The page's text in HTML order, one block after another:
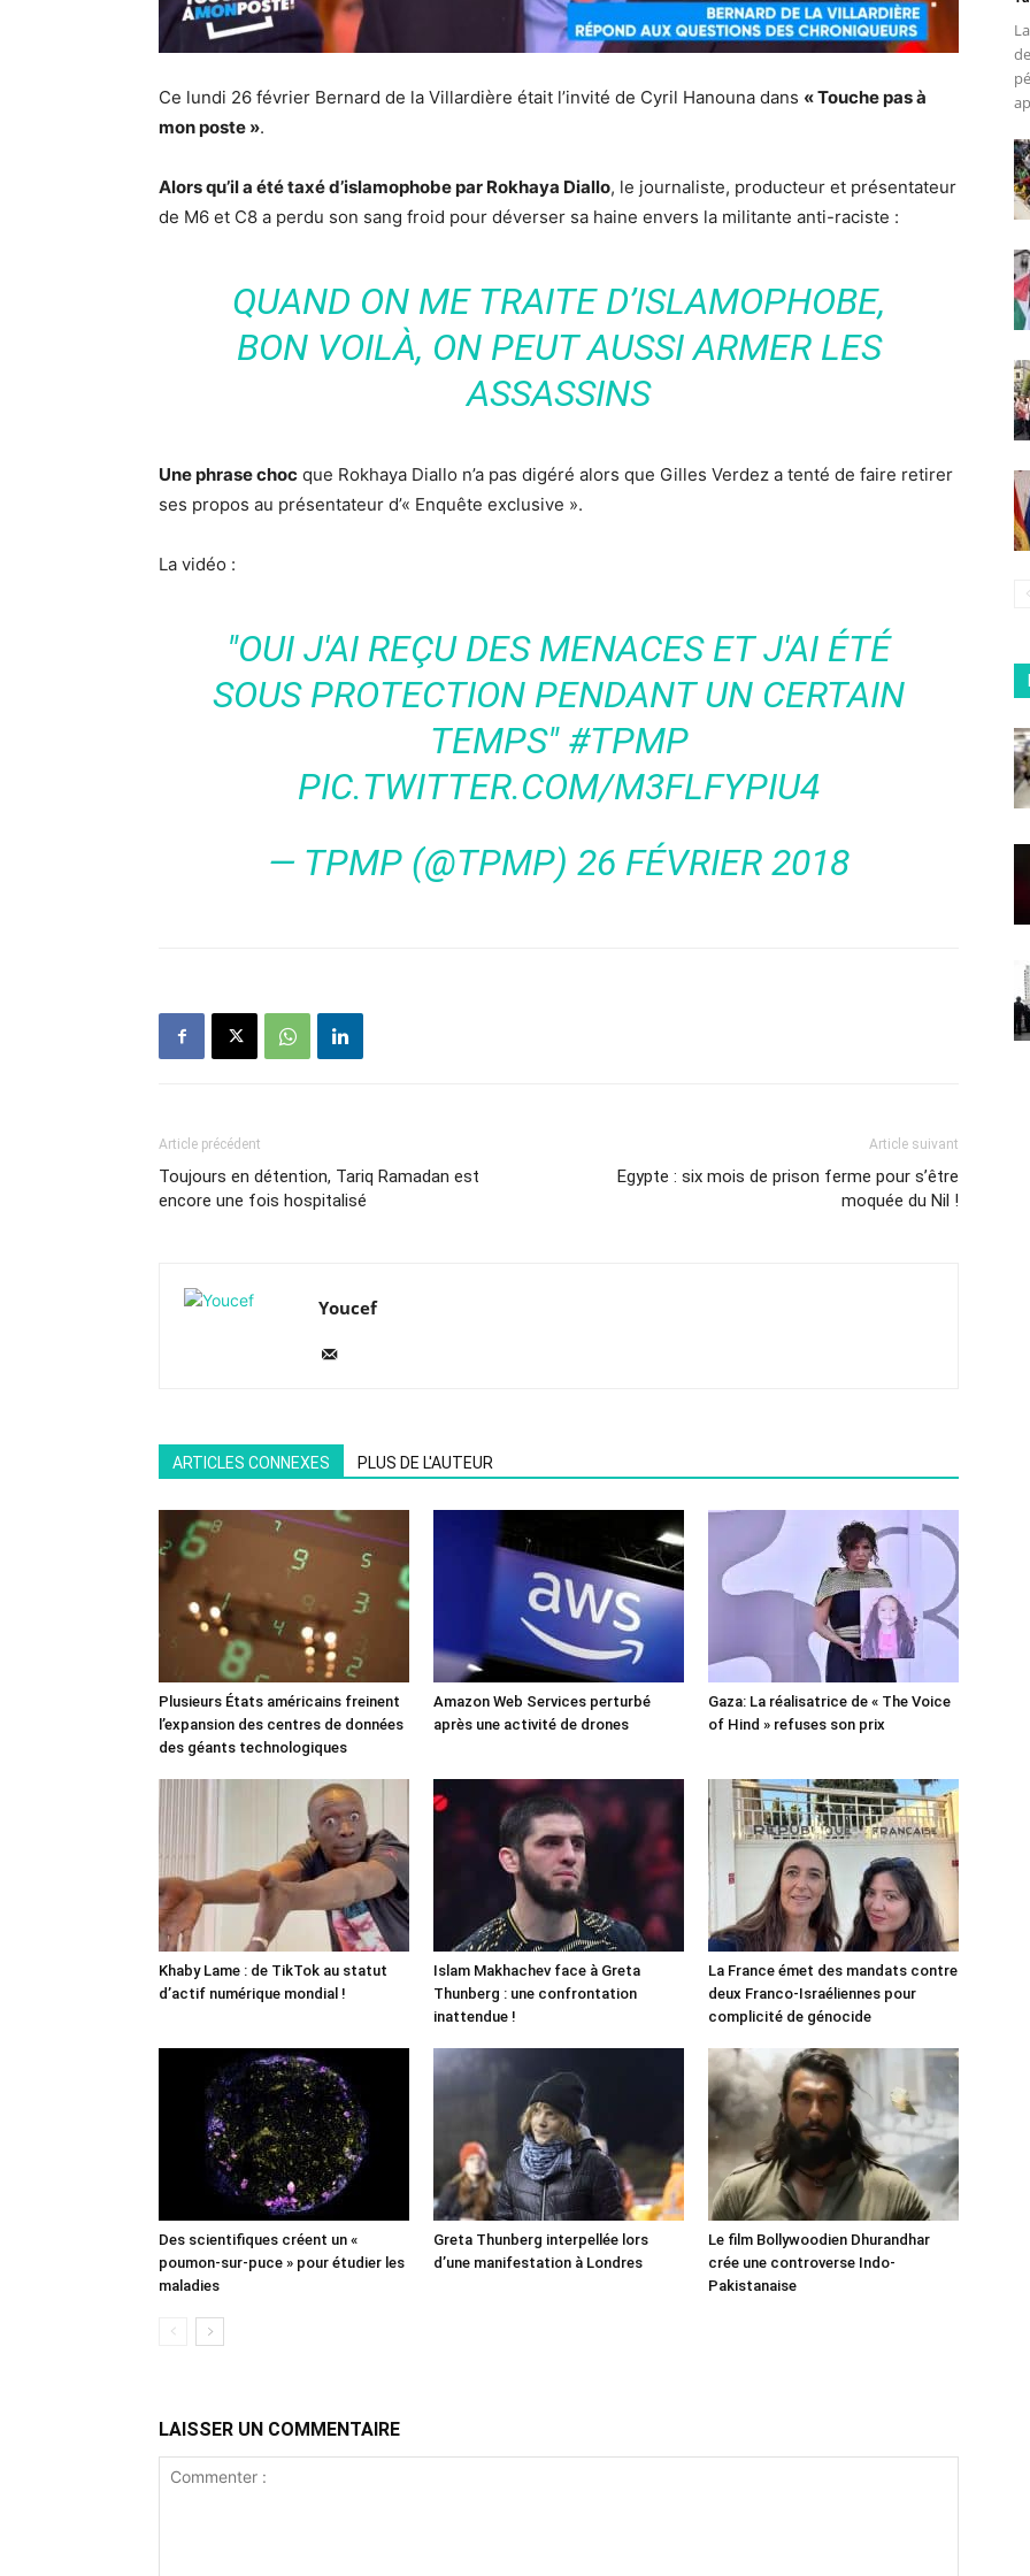
Ce lundi 26 février Bernard de la Villardière était l’invité de Cyril Hanouna dans « Touche pas à
mon poste ».
Alors qu’il a été taxé d’islamophobe par Rokhaya Diallo, le journaliste, producteur et présentateur
de M6 et C8 a perdu son sang froid pour déverser sa haine envers la militante anti-raciste :
QUAND ON ME TRAITE D’ISLAMOPHOBE,
BON VOILÀ, ON PEUT AUSSI ARMER LES
ASSASSINS
Une phrase choc que Rokhaya Diallo n’a pas digéré alors que Gilles Verdez a tenté de faire retirer
ses propos au présentateur d’« Enquête exclusive ».
La vidéo :
"OUI J'AI REÇU DES MENACES ET J'AI ÉTÉ
SOUS PROTECTION PENDANT UN CERTAIN
TEMPS" #TPMP
PIC.TWITTER.COM/M3FLFYPIU4
— TPMP (@TPMP) 26 FÉVRIER 2018
Article précédent
Toujours en détention, Tariq Ramadan est
encore une fois hospitalisé
Article suivant
Egypte : six mois de prison ferme pour s’être
moquée du Nil !
Youcef
ARTICLES CONNEXES PLUS DE L'AUTEUR
Plusieurs États américains freinent
l’expansion des centres de données
des géants technologiques
Amazon Web Services perturbé
après une activité de drones
Gaza: La réalisatrice de « The Voice
of Hind » refuses son prix
Khaby Lame : de TikTok au statut
d’actif numérique mondial !
Islam Makhachev face à Greta
Thunberg : une confrontation
inattendue !
La France émet des mandats contre
deux Franco-Israéliennes pour
complicité de génocide
Des scientifiques créent un «
poumon-sur-puce » pour étudier les
maladies
Greta Thunberg interpellée lors
d’une manifestation à Londres
Le film Bollywoodien Dhurandhar
crée une controverse Indo-
Pakistanaise
LAISSER UN COMMENTAIRE